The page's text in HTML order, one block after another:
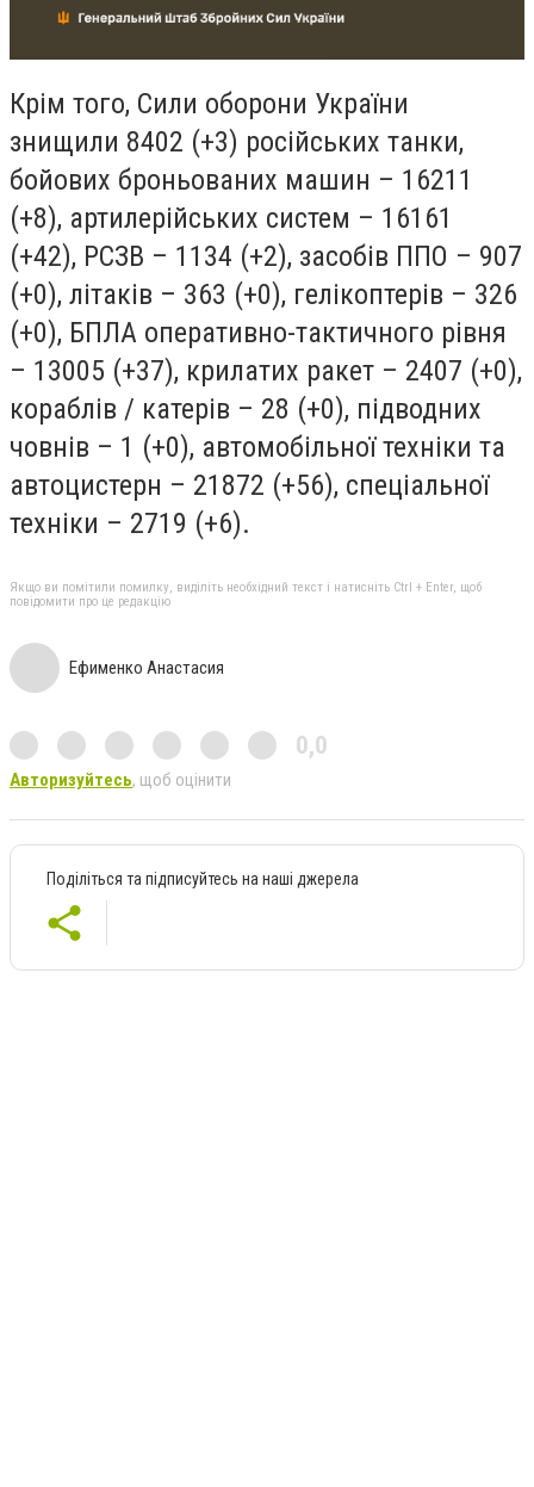
Крім того, Сили оборони України
знищили 8402 (+3) російських танки,
бойових броньованих машин – 16211
(+8), артилерійських систем – 16161
(+42), РСЗВ – 1134 (+2), засобів ППО – 907
(+0), літаків – 363 (+0), гелікоптерів – 326
(+0), БПЛА оперативно-тактичного рівня
– 13005 (+37), крилатих ракет – 2407 (+0),
кораблів / катерів – 28 (+0), підводних
човнів – 1 (+0), автомобільної техніки та
автоцистерн – 21872 (+56), спеціальної
техніки – 2719 (+6).
Якщо ви помітили помилку, виділіть необхідний текст і натисніть Ctrl + Enter, щоб
повідомити про це редакцію
Ефименко Анастасия
0,0
Авторизуйтесь, щоб оцінити
Поділіться та підписуйтесь на наші джерела